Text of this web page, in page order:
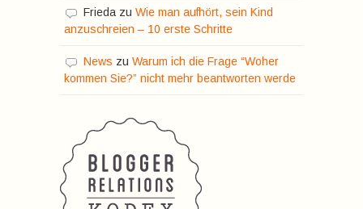
Frieda zu Wie man aufhört, sein Kind
anzuschreien – 10 erste Schritte
News zu Warum ich die Frage “Woher
kommen Sie?” nicht mehr beantworten werde